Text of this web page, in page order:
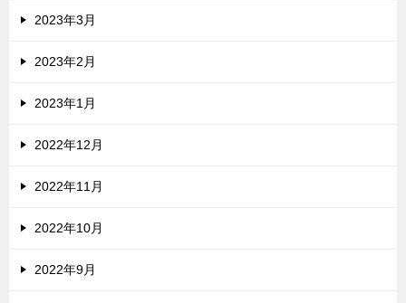
2023年3月
2023年2月
2023年1月
2022年12月
2022年11月
2022年10月
2022年9月